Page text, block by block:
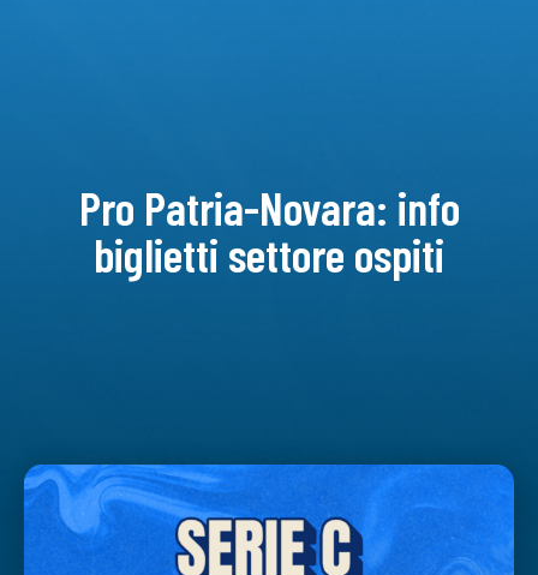
Pro Patria-Novara: info
biglietti settore ospiti